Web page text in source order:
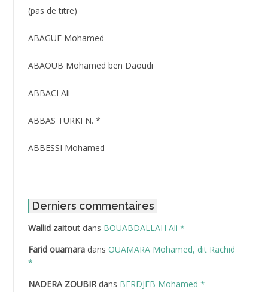
(pas de titre)Post
3416
ABAGUE Mohamed
ABAOUB Mohamed ben Daoudi
ABBACI Ali
ABBAS TURKI N. *
ABBESSI Mohamed
ABDAT Amar
ABDEDDAIM Hamid
ABDELAZIZ Mohamed
ABDELHAFID Lakhdar
Derniers commentaires
Wallid zaitoutdans BOUABDALLAH Ali *
Farid ouamaradans OUAMARA Mohamed, dit Rachid
*
NADERA ZOUBIRdans BERDJEB Mohamed *